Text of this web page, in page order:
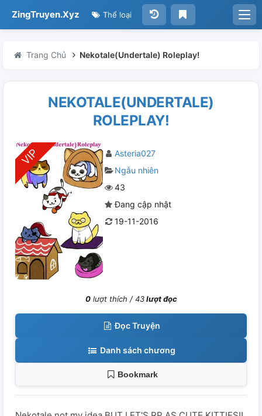
ZingTruyen.Xyz Thể loại
Trang Chủ Nekotale(Undertale) Roleplay!
NEKOTALE(UNDERTALE)
ROLEPLAY!
Asteria027
Ngẫu nhiên
43
Đang cập nhật
19-11-2016
0lượt thích /43lượt đọc
Đọc Truyện
Danh sách chương
Bookmark